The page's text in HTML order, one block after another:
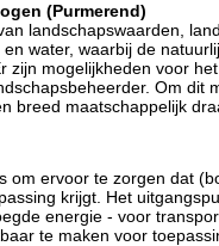
(Purmerend)
landschapswaarden,
water, waarbij de
zijn mogelijkheden voor het
Om dit
breed maatschappelijk
om ervoor te zorgen dat
krijgt. Het
energie - voor
te maken voor